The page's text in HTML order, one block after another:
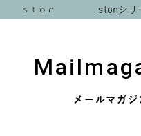
stonシリ
メールマガ